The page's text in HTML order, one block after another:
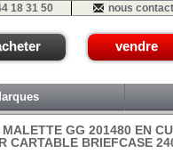
18 31 50 nous
vendre
GG 201480 EN
CARTABLE BRIEFCASE